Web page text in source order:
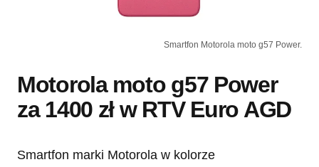
Smartfon Motorola moto g57 Power.
Motorola moto g57 Power
za 1400 zł w RTV Euro AGD
Smartfon marki Motorola w kolorze